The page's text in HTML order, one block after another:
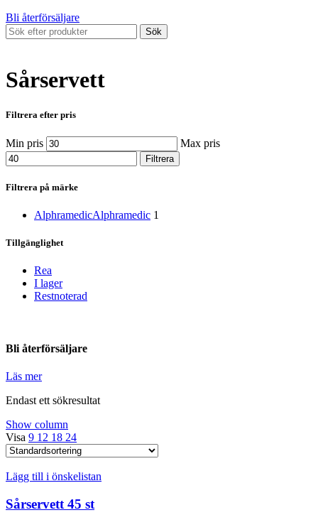
Bli återförsäljare
Sök
Sårservett
Filtrera efter pris
Min pris Max pris
Filtrera
Filtrera på märke
AlphramedicAlphramedic 1
Tillgänglighet
Rea
I lager
Restnoterad
Bli återförsäljare
Läs mer
Endast ett sökresultat
Show column
Visa 9 12 18 24
Lägg till i önskelistan
Sårservett 45 st